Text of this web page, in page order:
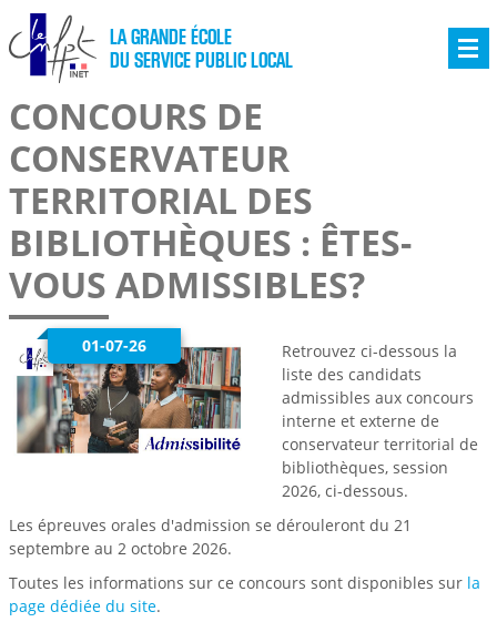
LA GRANDE ÉCOLE
DU SERVICE PUBLIC LOCAL
CONCOURS DE
CONSERVATEUR
TERRITORIAL DES
BIBLIOTHÈQUES : ÊTES-
VOUS ADMISSIBLES?
01-07-26
Retrouvez ci-dessous la
liste des candidats
admissibles aux concours
interne et externe de
conservateur territorial de
bibliothèques, session
2026, ci-dessous.
Les épreuves orales d'admission se dérouleront du 21
septembre au 2 octobre 2026.
Toutes les informations sur ce concours sont disponibles sur la
page dédiée du site.